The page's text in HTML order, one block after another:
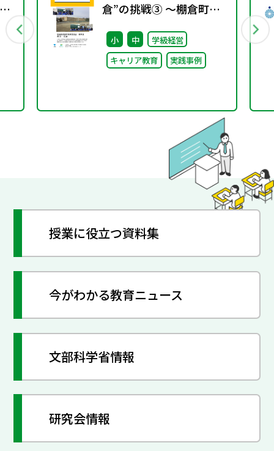
倉”の挑戦③ ～棚倉町立
棚倉中学校の授業実践～
小 中
学級経営
キャリア教育
実践事例
授業に役立つ資料集
今がわかる教育ニュース
文部科学省情報
研究会情報